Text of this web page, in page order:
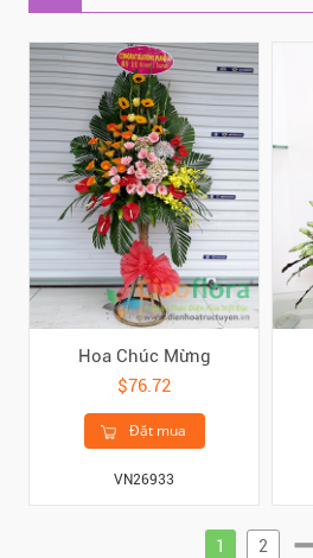
Hoa Chúc Mừng
$76.72
Đặt mua
VN26933
1 2